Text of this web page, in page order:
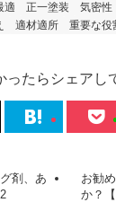
適 正一塗装 気密性
適材適所 重要な役
ったらシェアし
剤、あ
お勧
か？【